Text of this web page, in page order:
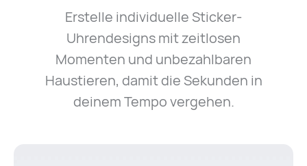
Erstelle individuelle Sticker-
Uhrendesigns mit zeitlosen
Momenten und unbezahlbaren
Haustieren, damit die Sekunden in
deinem Tempo vergehen.